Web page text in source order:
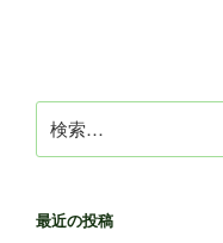
ン
索:
最近の投稿